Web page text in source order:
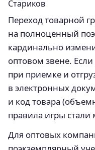
Переход товарной
на полноценный
кардинально
оптовом звене.
при приемке и
в электронных
и код товара
правила игры
Для оптовых